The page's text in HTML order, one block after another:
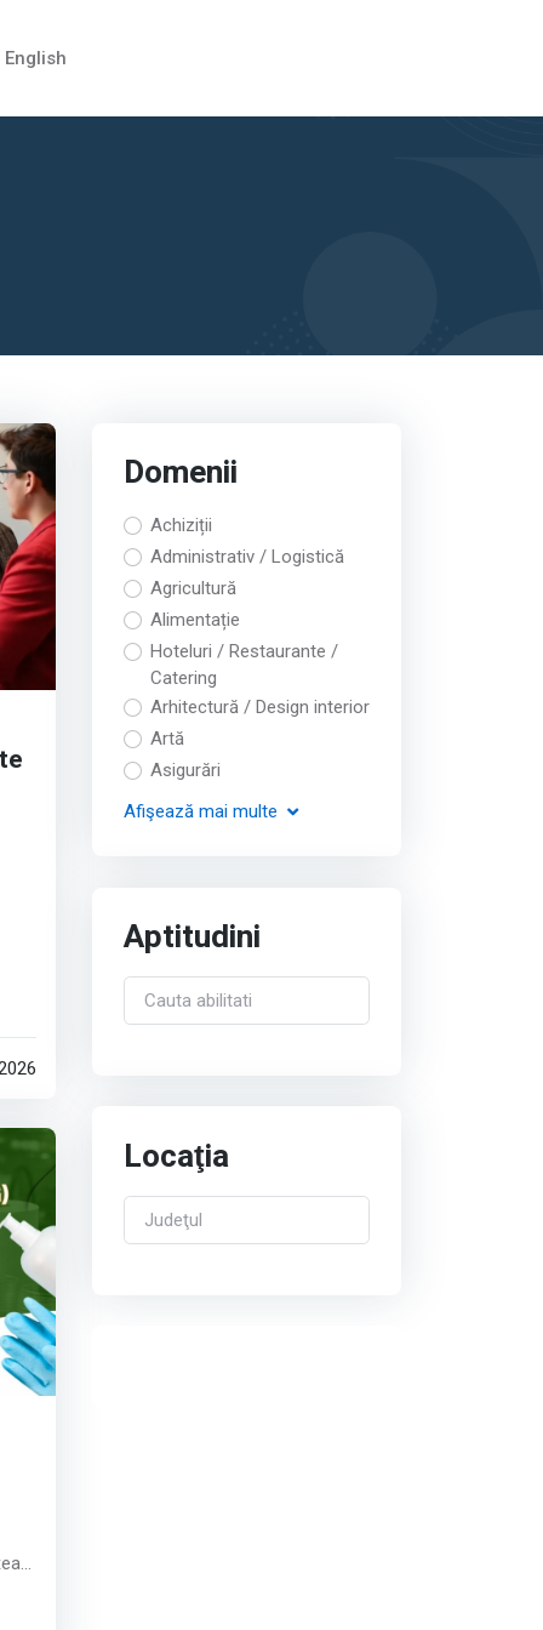
English
Domenii
Achiziții
Administrativ / Logistică
Agricultură
Alimentație
Hoteluri / Restaurante /
Catering
Arhitectură / Design interior
Artă
Asigurări
Afişează mai multe
Aptitudini
Locaţia